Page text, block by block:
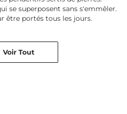
se superposent sans s'emmêler.
être portés tous les jours.
Voir Tout